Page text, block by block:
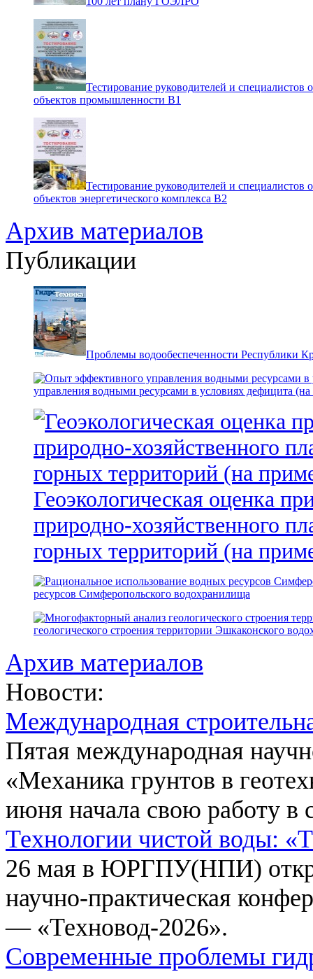
Тестирование руководителей и специалистов
объектов промышленности В1
Тестирование руководителей и специалистов
объектов энергетического комплекса В2
Архив материалов
Публикации
Проблемы водообеспеченности Республики
управления водными ресурсами в условиях дефицита
Геоэкологическая оценка
природно-хозяйственного
горных территорий (на
ресурсов Симферопольского водохранилища
геологического строения территории Эшкаконского
Архив материалов
Новости:
Международная
Пятая международная
«Механика грунтов в
июня начала свою работу в
Технологии чистой воды:
26 мая в ЮРГПУ(НПИ)
научно-практическая
— «Техновод-2026».
Современные проблемы